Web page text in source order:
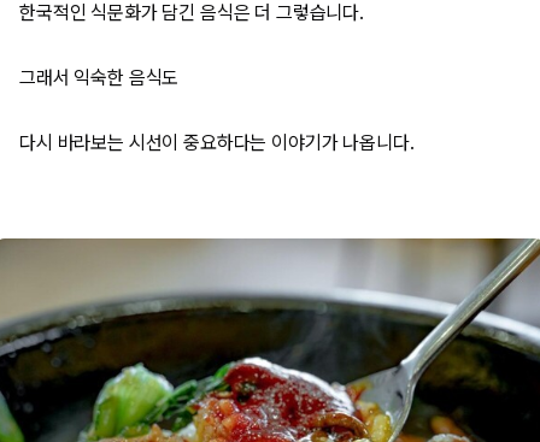
한국적인 식문화가 담긴 음식은 더 그렇습니다.
그래서 익숙한 음식도
다시 바라보는 시선이 중요하다는 이야기가 나옵니다.